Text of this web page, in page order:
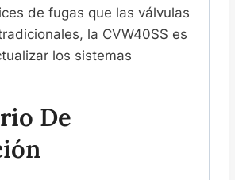
de fugas que las válvulas
la CVW40SS es
los sistemas
De